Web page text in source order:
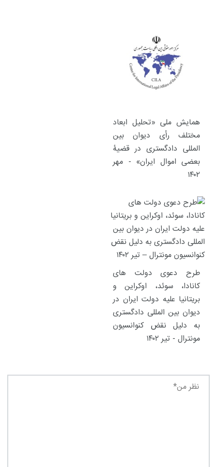
همایش ملی «تحلیل ابعاد
مختلف رأی دیوان بین
المللی دادگستری در قضیۀ
بعضی اموال ایران» - مهر
۱۴۰۲
طرح دعوی دولت های
کانادا، سوئد، اوکراین و
بریتانیا علیه دولت ایران در
دیوان بین المللی دادگستری
به دلیل نقض کنوانسیون
مونترال - تیر ۱۴۰۲